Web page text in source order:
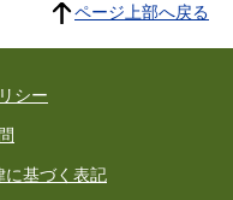
ページ上部へ戻る
シー
に基づく表記